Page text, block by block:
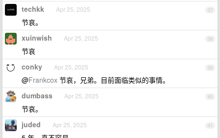
37
techkk Apr 25, 2025
节哀。
38
xuinwish Apr 25, 2025
节哀
39
conky Apr 25, 2025
@Frankcox 节哀，兄弟。目前面临类似的事情。
40
dumbass Apr 25, 2025
节哀。
41
juded Apr 25, 2025